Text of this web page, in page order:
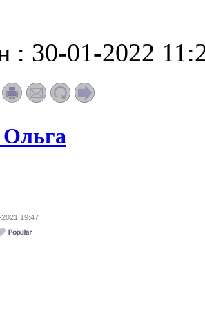
: 30-01-2022
Ольга
19:47